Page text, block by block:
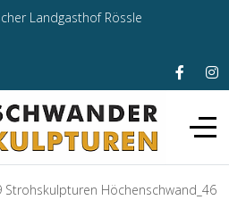
Landgasthof Rössle
Strohskulpturen Höchenschwand_46